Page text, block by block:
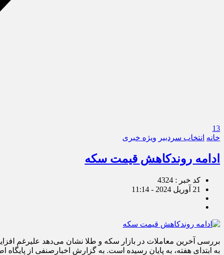
13
خانه انتخاب سردبیر ویژه خبری
ادامه‌ روندکاهش قیمت سکه
کد خبر : 4324
21 آوریل 2024 - 11:14
به ابتدای هفته، به پایان رسیده است. به گزارش اخبارصنفی از